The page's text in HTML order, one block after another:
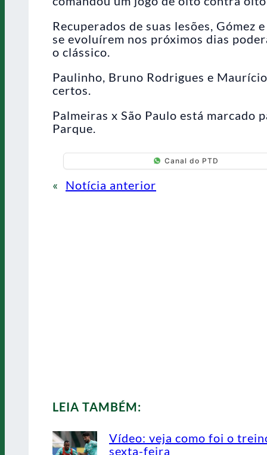
Recuperados de suas lesões,
se evoluírem nos próximos dias
o clássico.
Paulinho, Bruno Rodrigues e
certos.
Palmeiras x São Paulo está
Parque.
Canal do PTD
« Notícia anterior
LEIA TAMBÉM:
Vídeo: veja como foi o
sexta-feira